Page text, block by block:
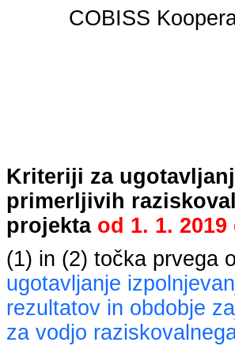
COBISS
Kriteriji za
primerljivih
projekta od 1. 1. 2019
(1) in (2) točka prvega
ugotavljanje
rezultatov in obdobje
za vodjo